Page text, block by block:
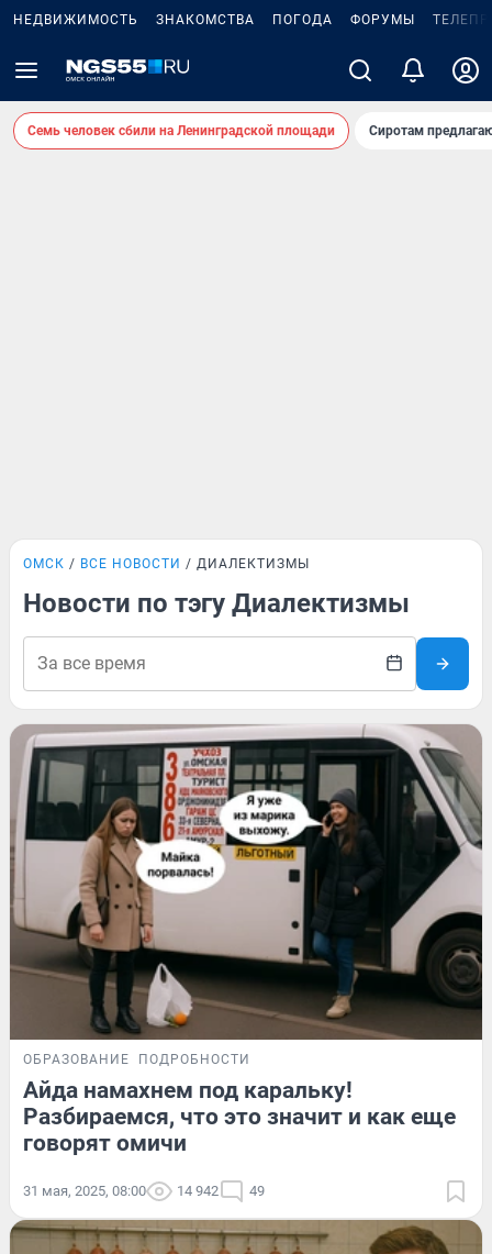
НЕДВИЖИМОСТЬ ЗНАКОМСТВА ПОГОДА ФОРУМЫ
Семь человек сбили на Ленинградской площади Сиротам
ОМСК ВСЕ НОВОСТИ ДИАЛЕКТИЗМЫ
Новости по тэгу Диалектизмы
ОБРАЗОВАНИЕ ПОДРОБНОСТИ
Айда намахнем под каральку!
Разбираемся, что это значит и как еще
говорят омичи
31 мая, 2025, 08:00 14 942 49